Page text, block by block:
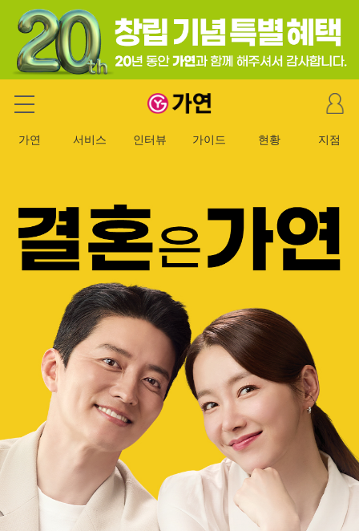
가연 결혼정보회사
마
이
이
가연 서비스 인터뷰 가이드 현황 지점